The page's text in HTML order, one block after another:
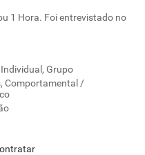
1 Hora. Foi entrevistado no
Grupo
Comportamental /